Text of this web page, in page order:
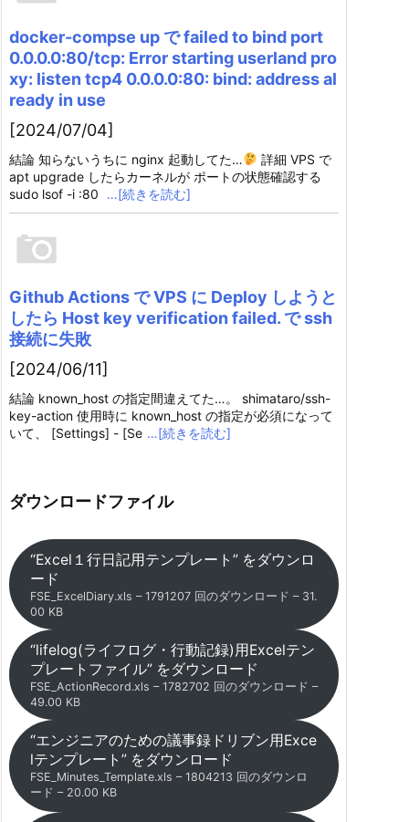
docker-compse up で failed to bind port
0.0.0.0:80/tcp: Error starting userland pro
xy: listen tcp4 0.0.0.0:80: bind: address al
ready in use
[2024/07/04]
結論 知らないうちに nginx 起動してた…
詳細 VPS で
apt upgrade したらカーネルが ポートの状態確認する
sudo lsof -i :80
…[続きを読む]
Github Actions で VPS に Deploy しようと
したら Host key verification failed. で ssh
接続に失敗
[2024/06/11]
結論 known_host の指定間違えてた…。 shimataro/ssh-
key-action 使用時に known_host の指定が必須になって
いて、 [Settings] - [Se …[続きを読む]
ダウンロードファイル
“Excel１行日記用テンプレート” をダウンロ
ード
FSE_ExcelDiary.xls – 1791207 回のダウンロード – 31.
00 KB
“lifelog(ライフログ・行動記録)用Excelテン
プレートファイル” をダウンロード
FSE_ActionRecord.xls – 1782702 回のダウンロード –
49.00 KB
“エンジニアのための議事録ドリブン用Exce
lテンプレート” をダウンロード
FSE_Minutes_Template.xls – 1804213 回のダウンロ
ード – 20.00 KB